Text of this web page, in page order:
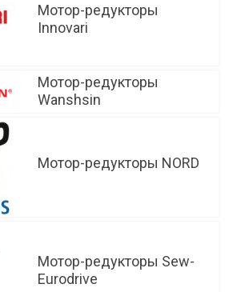
Мотор-редукторы
Innovari
Мотор-редукторы
Wanshsin
Мотор-редукторы NORD
Мотор-редукторы Sew-
Eurodrive